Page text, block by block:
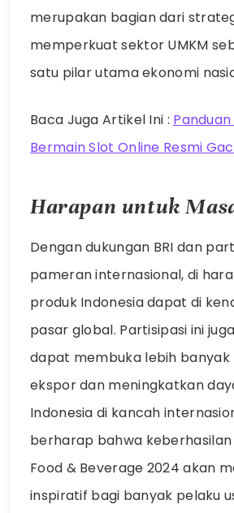
merupakan bagian dari
memperkuat sektor UMKM
satu pilar utama ekonomi
Baca Juga Artikel Ini :
Bermain Slot Online Resmi
Harapan untuk
Dengan dukungan BRI dan
pameran internasional, di
produk Indonesia dapat di
pasar global. Partisipasi ini
dapat membuka lebih banyak
ekspor dan meningkatkan
Indonesia di kancah
berharap bahwa keberhasilan
Food & Beverage 2024 akan
inspiratif bagi banyak pelaku